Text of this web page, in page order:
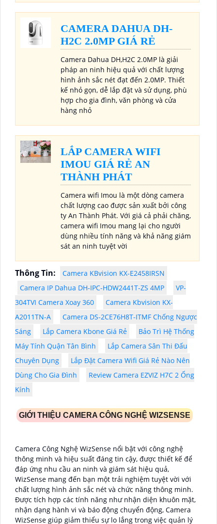
CAMERA DAHUA DH-
H2C 2.0MP GIÁ RẺ
Camera Dahua DH,H2C 2.0MP là giải
pháp an ninh hiệu quả với chất lượng
hình ảnh sắc nét đạt đến 2.0MP. Thiết
kế nhỏ gọn, dễ lắp đặt và sử dụng, phù
hợp cho gia đình, văn phòng và cửa
hàng nhỏ
LẮP CAMERA WIFI
IMOU GIÁ RẺ AN
THÀNH PHÁT
Camera wifi Imou là một dòng camera
chất lượng cao được sản xuất bởi công
ty An Thành Phát. Với giá cả phải chăng,
camera wifi Imou mang lại cho người
dùng nhiều tính năng và khả năng giám
sát an ninh tuyệt vời
Thông Tin:
Camera KBvision KX-E2458IRSN
Camera IP Dahua DH-IPC-HDW2441T-ZS 4MP
VP-
304TVI Camera Xoay 360
Camera Kbvision KX-
A2011TN-A
Camera DS-2CE76H8T-ITMF Chống Ngược
Sáng
Lắp Camera Kbone Giá Rẻ
Bảo Trì Hệ Thống
Máy Tính Quận Tân Bình
Lắp Camera Sân Thi Đấu
Chuyên Dụng
Lắp Đặt Camera Wifi Giá Rẻ Nào Nên
Dùng Cho Gia Đình
Review Camera EZVIZ H7C 2 Ống
Kính
GIỚI THIỆU CAMERA CÔNG NGHỆ WIZSENSE
Camera Công Nghệ WizSense nổi bật với công nghệ
thông minh và hiệu suất đáng tin cậy, được thiết kế để
đáp ứng nhu cầu an ninh và giám sát hiệu quả,
WizSense mang đến bạn một trải nghiệm tuyệt vời với
chất lượng hình ảnh sắc nét và chức năng thông minh.
Được tích hợp các tính năng như nhận diện khuôn mặt,
nhận dạng hành vi và báo động chuyển động, Camera
WizSense giúp giảm thiểu sự lo lắng trong việc quản lý